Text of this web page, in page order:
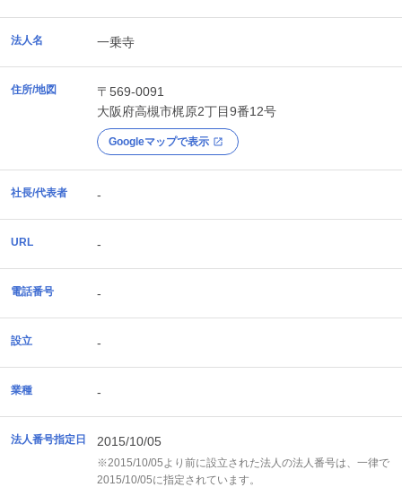
法人名 一乗寺
住所/地図
〒569-0091
大阪府高槻市梶原2丁目9番12号
Googleマップで表示
社長/代表者 -
URL -
電話番号 -
設立 -
業種 -
法人番号指定日 2015/10/05
※2015/10/05より前に設立された法人の法人番号は、一律で
2015/10/05に指定されています。